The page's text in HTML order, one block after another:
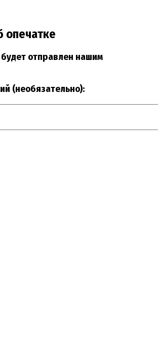
опечатке
отправлен нашим
(необязательно):